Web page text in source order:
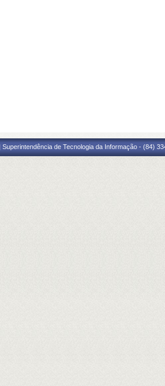
Superintendência de Tecnologia da Informação - (84)